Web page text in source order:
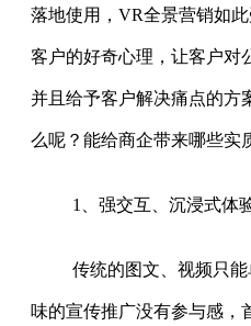
落地使用，VR全景营销如
客户的好奇心理，让客户对
并且给予客户解决痛点的方
么呢？能给商企带来哪些实
1、强交互、沉浸式体
传统的图文、视频只
味的宣传推广没有参与感，